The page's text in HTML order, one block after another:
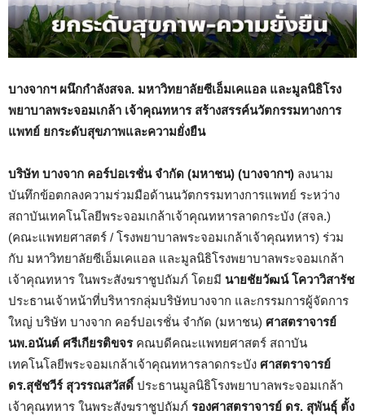
บางจากฯ ผนึกกำลังสจล. มหาวิทยาลัยซีเอ็มเคแอล และมูลนิธิโรง
พยาบาลพระจอมเกล้า เจ้าคุณทหาร สร้างสรรค์นวัตกรรมทางการ
แพทย์ ยกระดับสุขภาพและความยั่งยืน
บริษัท บางจาก คอร์ปอเรชั่น จำกัด (มหาชน) (บางจากฯ) ลงนาม
บันทึกข้อตกลงความร่วมมือด้านนวัตกรรมทางการแพทย์ ระหว่าง
สถาบันเทคโนโลยีพระจอมเกล้าเจ้าคุณทหารลาดกระบัง (สจล.)
(คณะแพทยศาสตร์ / โรงพยาบาลพระจอมเกล้าเจ้าคุณทหาร) ร่วม
กับ มหาวิทยาลัยซีเอ็มเคแอล และมูลนิธิโรงพยาบาลพระจอมเกล้า
เจ้าคุณทหาร ในพระสังฆราชูปถัมภ์ โดยมี นายชัยวัฒน์ โควาวิสารัช
ประธานเจ้าหน้าที่บริหารกลุ่มบริษัทบางจาก และกรรมการผู้จัดการ
ใหญ่ บริษัท บางจาก คอร์ปอเรชั่น จำกัด (มหาชน) ศาสตราจารย์
นพ.อนันต์ ศรีเกียรติขจร คณบดีคณะแพทยศาสตร์ สถาบัน
เทคโนโลยีพระจอมเกล้าเจ้าคุณทหารลาดกระบัง ศาสตราจารย์
ดร.สุชัชวีร์ สุวรรณสวัสดิ์ ประธานมูลนิธิโรงพยาบาลพระจอมเกล้า
เจ้าคุณทหาร ในพระสังฆราชูปถัมภ์ รองศาสตราจารย์ ดร. สุพันธุ์ ตั้ง